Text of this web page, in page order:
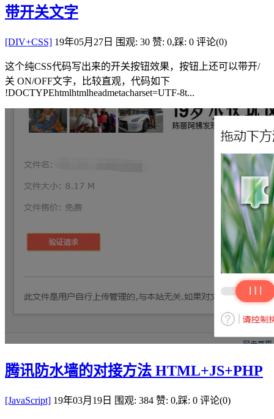
带开关文字
[DIV+CSS] 19年05月27日 围观: 30 赞: 0,踩: 0 评论(0)
这个纯CSS代码写出来的开关按钮效果，按钮上还可以带开/
关 ON/OFF文字，比较直观，代码如下
!DOCTYPEhtmlhtmlheadmetacharset=UTF-8t...
腾讯防水墙的对接方法 HTML+JS+PHP
[JavaScript] 19年03月19日 围观: 384 赞: 0,踩: 0 评论(0)